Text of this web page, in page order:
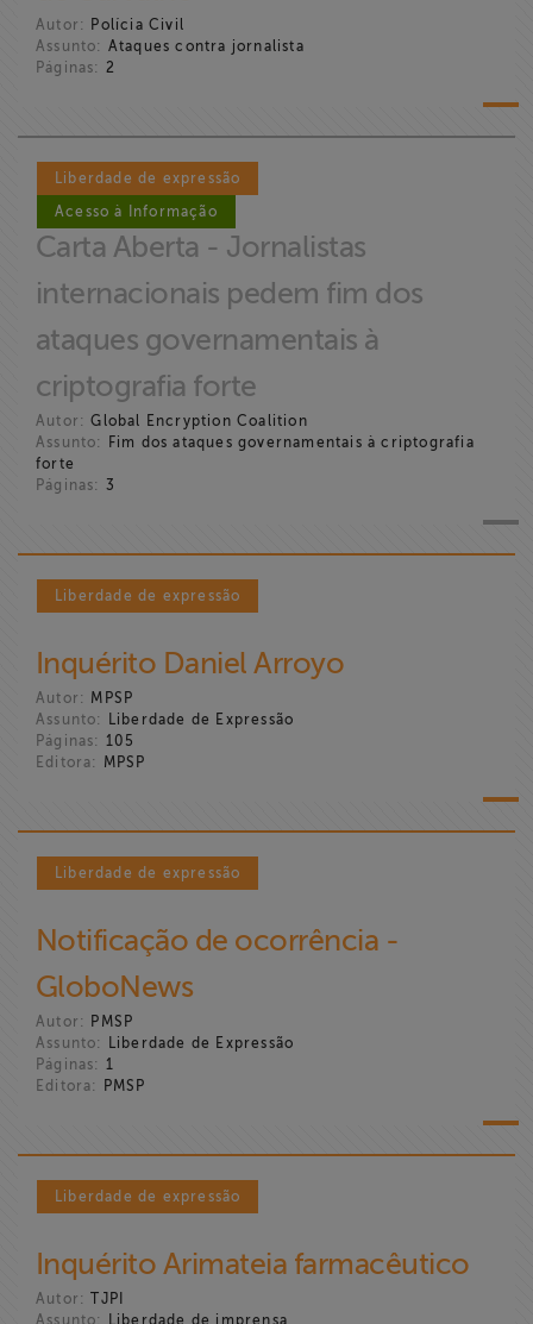
Fale Conosco
Autor:
Polícia Civil
Assunto: Ataques contra jornalista
Páginas: 2
Liberdade de expressão
Acesso à Informação
Carta Aberta - Jornalistas
internacionais pedem fim dos
ataques governamentais à
criptografia forte
Autor: Global Encryption Coalition
Assunto:
Fim dos ataques governamentais à criptografia
forte
Páginas: 3
Liberdade de expressão
Inquérito Daniel Arroyo
Autor: MPSP
Assunto:
Liberdade de Expressão
Páginas: 105
Editora:
MPSP
Liberdade de expressão
Notificação de ocorrência -
GloboNews
Autor:
PMSP
Assunto:
Liberdade de Expressão
Páginas: 1
Editora:
PMSP
Liberdade de expressão
Inquérito Arimateia farmacêutico
Autor:
TJPI